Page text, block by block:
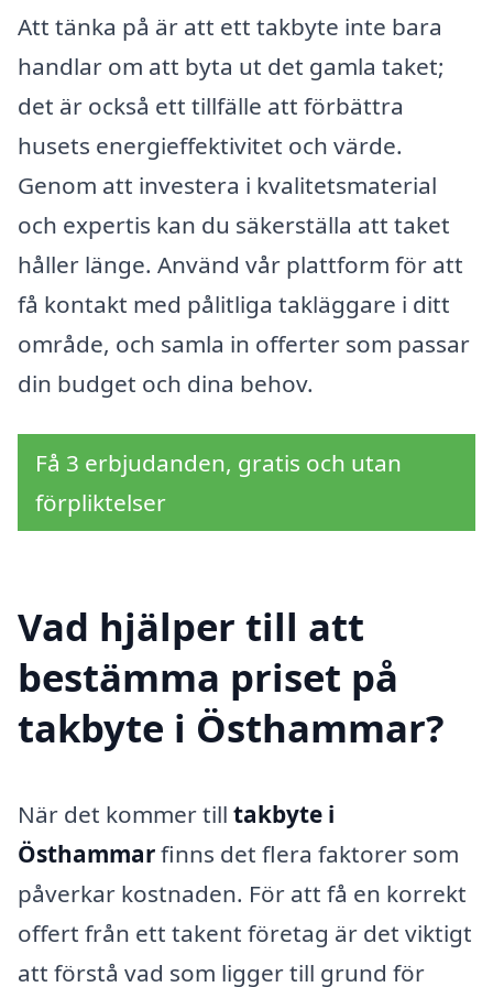
Att tänka på är att ett takbyte inte bara
handlar om att byta ut det gamla taket;
det är också ett tillfälle att förbättra
husets energieffektivitet och värde.
Genom att investera i kvalitetsmaterial
och expertis kan du säkerställa att taket
håller länge. Använd vår plattform för att
få kontakt med pålitliga takläggare i ditt
område, och samla in offerter som passar
din budget och dina behov.
Få 3 erbjudanden, gratis och utan
förpliktelser
Vad hjälper till att
bestämma priset på
takbyte i Östhammar?
När det kommer till takbyte i
Östhammarfinns det flera faktorer som
påverkar kostnaden. För att få en korrekt
offert från ett takent företag är det viktigt
att förstå vad som ligger till grund för